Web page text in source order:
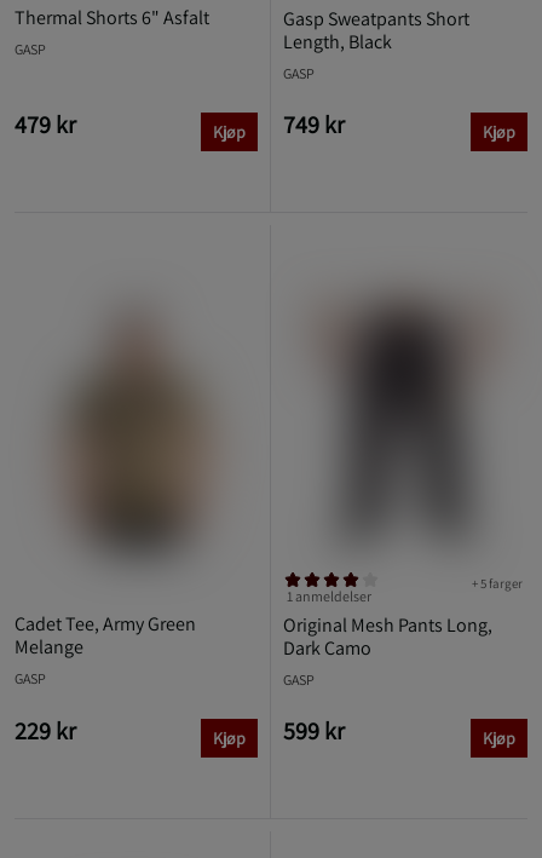
Thermal Shorts 6" Asfalt
GASP
479 kr Kjøp
Gasp Sweatpants Short
Length, Black
GASP
749 kr Kjøp
Cadet Tee, Army Green
Melange
GASP
229 kr Kjøp
Original Mesh Pants Long,
Dark Camo
+ 5 farger
1 anmeldelser
GASP
599 kr Kjøp